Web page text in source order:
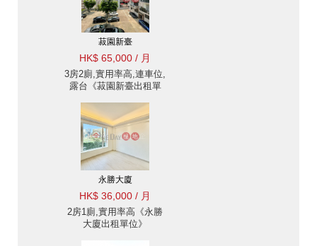
菽園新臺
HK$ 65,000 / 月
3房2廁,實用率高,連車位,
露台《菽園新臺出租單
永勝大廈
HK$ 36,000 / 月
2房1廁,實用率高《永勝
大廈出租單位》